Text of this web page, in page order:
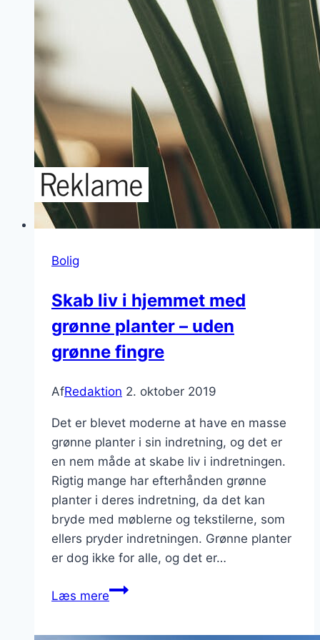
Bolig
Skab liv i hjemmet med
grønne planter – uden
grønne fingre
AfRedaktion 2. oktober 2019
Det er blevet moderne at have en masse
grønne planter i sin indretning, og det er
en nem måde at skabe liv i indretningen.
Rigtig mange har efterhånden grønne
planter i deres indretning, da det kan
bryde med møblerne og tekstilerne, som
ellers pryder indretningen. Grønne planter
er dog ikke for alle, og det er…
Læs mereSkab